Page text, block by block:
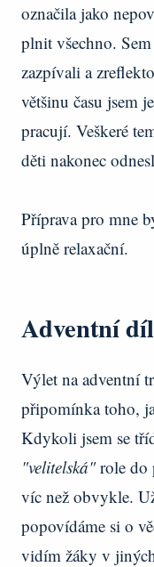
označila jako
plnit všechno.
zazpívali a
většinu času jsem
pracují. Veškeré
děti nakonec
Příprava pro mne
úplně relaxační.
Adventní
Výlet na adventní
připomínka toho,
Kdykoli jsem se
"velitelská"role do
víc než obvykle.
popovídáme si o
vidím žáky v